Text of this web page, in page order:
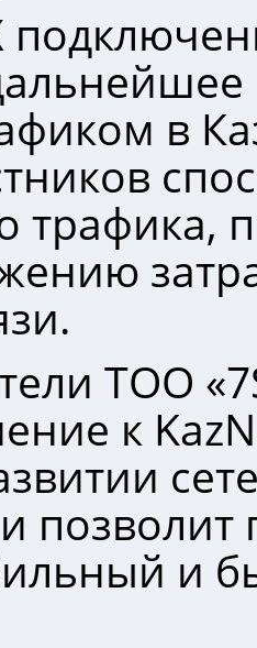
в
трафика,
ТОО
к
и